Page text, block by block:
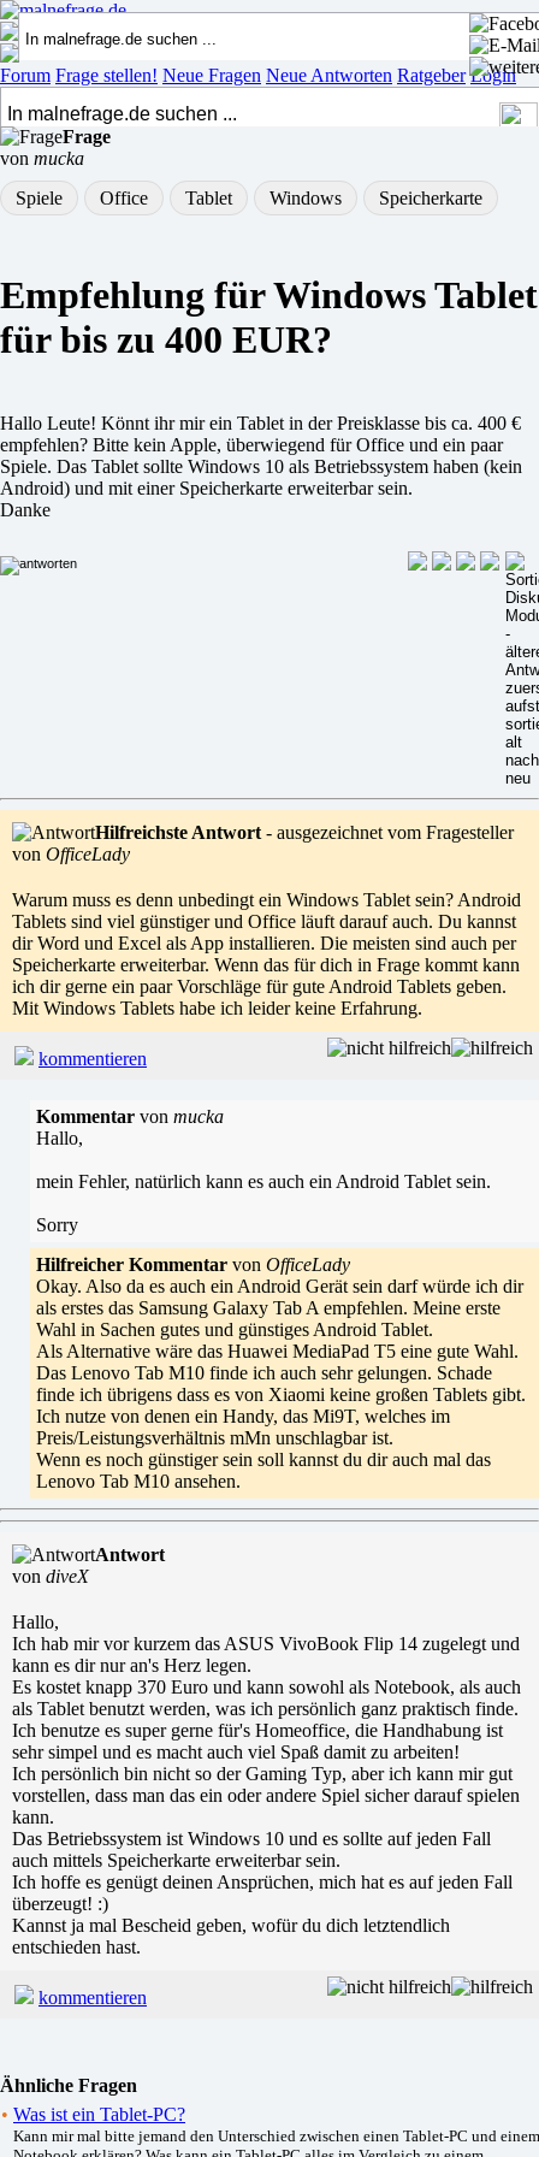
Forum Frage stellen! Neue Fragen Neue Antworten Ratgeber Login
Frage
von mucka
Spiele
Office Tablet Windows Speicherkarte
Empfehlung für Windows Tablet
für bis zu 400 EUR?
Hallo Leute! Könnt ihr mir ein Tablet in der Preisklasse bis ca. 400 €
empfehlen? Bitte kein Apple, überwiegend für Office und ein paar
Spiele. Das Tablet sollte Windows 10 als Betriebssystem haben (kein
Android) und mit einer Speicherkarte erweiterbar sein.
Danke
Hilfreichste Antwort - ausgezeichnet vom Fragesteller
von OfficeLady
Warum muss es denn unbedingt ein Windows Tablet sein? Android
Tablets sind viel günstiger und Office läuft darauf auch. Du kannst
dir Word und Excel als App installieren. Die meisten sind auch per
Speicherkarte erweiterbar. Wenn das für dich in Frage kommt kann
ich dir gerne ein paar Vorschläge für gute Android Tablets geben.
Mit Windows Tablets habe ich leider keine Erfahrung.
kommentieren
Kommentar von mucka
Hallo,
mein Fehler, natürlich kann es auch ein Android Tablet sein.
Sorry
Hilfreicher Kommentar von OfficeLady
Okay. Also da es auch ein Android Gerät sein darf würde ich dir
als erstes das Samsung Galaxy Tab A empfehlen. Meine erste
Wahl in Sachen gutes und günstiges Android Tablet.
Als Alternative wäre das Huawei MediaPad T5 eine gute Wahl.
Das Lenovo Tab M10 finde ich auch sehr gelungen. Schade
finde ich übrigens dass es von Xiaomi keine großen Tablets gibt.
Ich nutze von denen ein Handy, das Mi9T, welches im
Preis/Leistungsverhältnis mMn unschlagbar ist.
Wenn es noch günstiger sein soll kannst du dir auch mal das
Lenovo Tab M10 ansehen.
Antwort
von diveX
Hallo,
Ich hab mir vor kurzem das ASUS VivoBook Flip 14 zugelegt und
kann es dir nur an's Herz legen.
Es kostet knapp 370 Euro und kann sowohl als Notebook, als auch
als Tablet benutzt werden, was ich persönlich ganz praktisch finde.
Ich benutze es super gerne für's Homeoffice, die Handhabung ist
sehr simpel und es macht auch viel Spaß damit zu arbeiten!
Ich persönlich bin nicht so der Gaming Typ, aber ich kann mir gut
vorstellen, dass man das ein oder andere Spiel sicher darauf spielen
kann.
Das Betriebssystem ist Windows 10 und es sollte auf jeden Fall
auch mittels Speicherkarte erweiterbar sein.
Ich hoffe es genügt deinen Ansprüchen, mich hat es auf jeden Fall
überzeugt! :)
Kannst ja mal Bescheid geben, wofür du dich letztendlich
entschieden hast.
kommentieren
Ähnliche Fragen
• Was ist ein Tablet-PC?
Kann mir mal bitte jemand den Unterschied zwischen einen Tablet-PC und einem